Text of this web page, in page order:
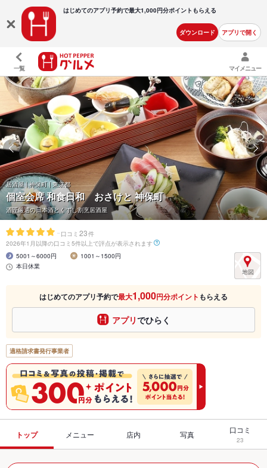
はじめてのアプリ予約で最大1,000円分ポイントもらえる
ダウンロード アプリで開く
一覧 マイメニュー
居酒屋 | 神保町 | 東京都
個室会席 和食日和 おさけと 神保町
酒匠厳選の日本酒とくずし割烹居酒屋
- 口コミ 23件
2026年1月以降の口コミ5件以上で評点が表示されます
5001～6000円
1001～1500円
本日休業
はじめてのアプリ予約で最大1,000円分ポイント もらえる
アプリでひらく
適格請求書発行事業者
トップ メニュー 店内 写真 口コミ
23